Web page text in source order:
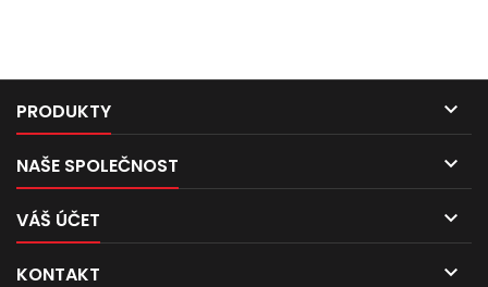
PRODUKTY 
NAŠE SPOLEČNOST 
VÁŠ ÚČET 
KONTAKT 